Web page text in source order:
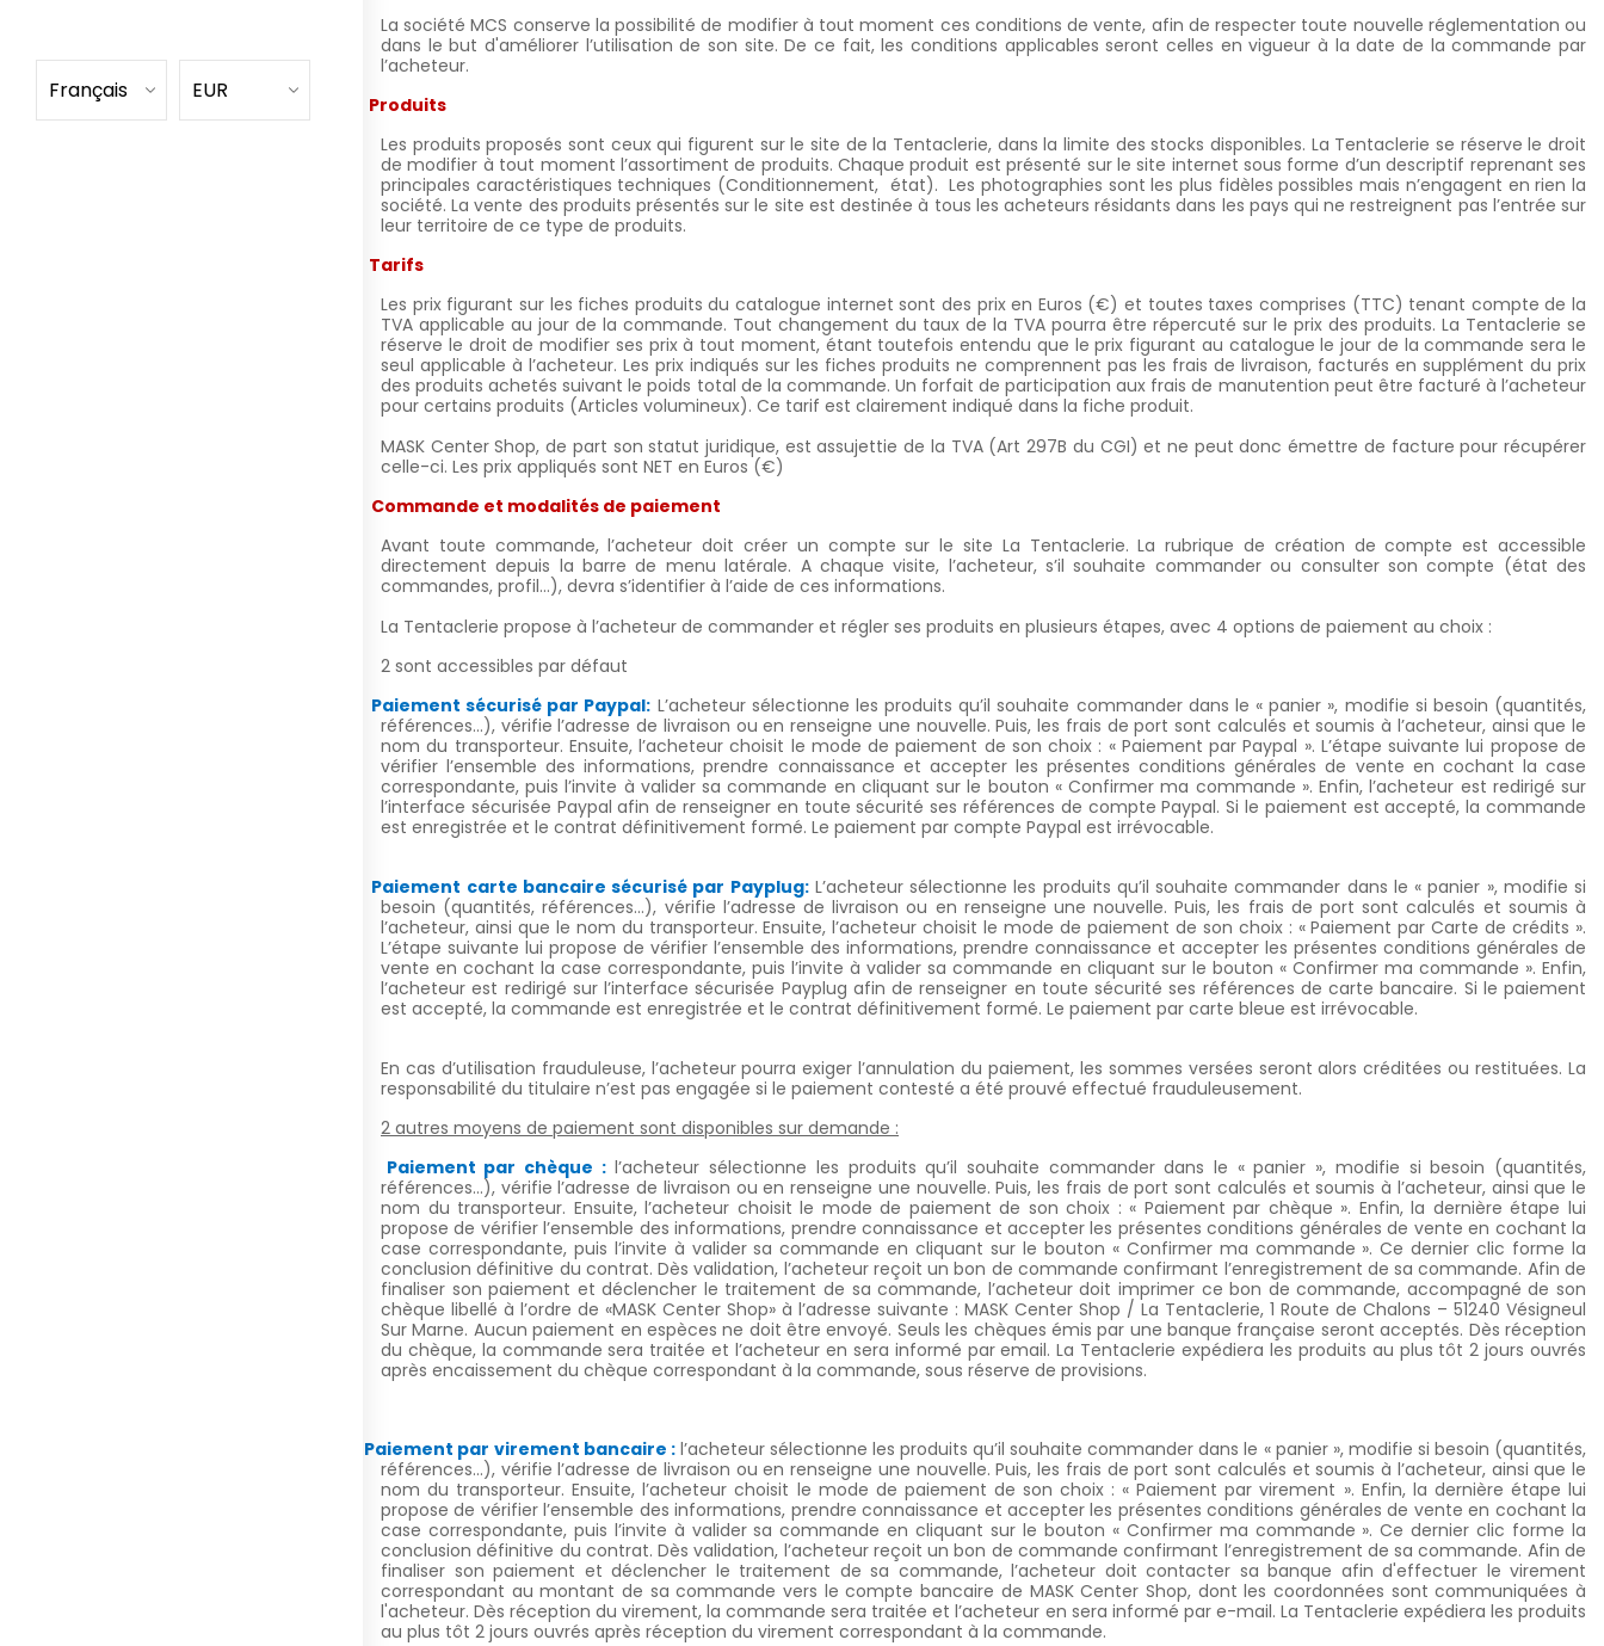
Français EUR
La société MCS conserve la possibilité de modifier à tout moment ces conditions de vente, afin de respecter toute nouvelle réglementation ou
dans le but d'améliorer l’utilisation de son site. De ce fait, les conditions applicables seront celles en vigueur à la date de la commande par
l’acheteur.
Produits
Les produits proposés sont ceux qui figurent sur le site de la Tentaclerie, dans la limite des stocks disponibles. La Tentaclerie se réserve le droit
de modifier à tout moment l’assortiment de produits. Chaque produit est présenté sur le site internet sous forme d’un descriptif reprenant ses
principales caractéristiques techniques (Conditionnement, état). Les photographies sont les plus fidèles possibles mais n’engagent en rien la
société. La vente des produits présentés sur le site est destinée à tous les acheteurs résidants dans les pays qui ne restreignent pas l’entrée sur
leur territoire de ce type de produits.
Tarifs
Les prix figurant sur les fiches produits du catalogue internet sont des prix en Euros (€) et toutes taxes comprises (TTC) tenant compte de la
TVA applicable au jour de la commande. Tout changement du taux de la TVA pourra être répercuté sur le prix des produits. La Tentaclerie se
réserve le droit de modifier ses prix à tout moment, étant toutefois entendu que le prix figurant au catalogue le jour de la commande sera le
seul applicable à l’acheteur. Les prix indiqués sur les fiches produits ne comprennent pas les frais de livraison, facturés en supplément du prix
des produits achetés suivant le poids total de la commande. Un forfait de participation aux frais de manutention peut être facturé à l’acheteur
pour certains produits (Articles volumineux). Ce tarif est clairement indiqué dans la fiche produit.
MASK Center Shop, de part son statut juridique, est assujettie de la TVA (Art 297B du CGI) et ne peut donc émettre de facture pour récupérer
celle-ci. Les prix appliqués sont NET en Euros (€)
Commande et modalités de paiement
Avant toute commande, l’acheteur doit créer un compte sur le site La Tentaclerie. La rubrique de création de compte est accessible
directement depuis la barre de menu latérale. A chaque visite, l’acheteur, s’il souhaite commander ou consulter son compte (état des
commandes, profil…), devra s’identifier à l’aide de ces informations.
La Tentaclerie propose à l’acheteur de commander et régler ses produits en plusieurs étapes, avec 4 options de paiement au choix :
2 sont accessibles par défaut
Paiement sécurisé par Paypal: L’acheteur sélectionne les produits qu’il souhaite commander dans le « panier », modifie si besoin (quantités,
références…), vérifie l’adresse de livraison ou en renseigne une nouvelle. Puis, les frais de port sont calculés et soumis à l’acheteur, ainsi que le
nom du transporteur. Ensuite, l’acheteur choisit le mode de paiement de son choix : « Paiement par Paypal ». L’étape suivante lui propose de
vérifier l’ensemble des informations, prendre connaissance et accepter les présentes conditions générales de vente en cochant la case
correspondante, puis l’invite à valider sa commande en cliquant sur le bouton « Confirmer ma commande ». Enfin, l’acheteur est redirigé sur
l’interface sécurisée Paypal afin de renseigner en toute sécurité ses références de compte Paypal. Si le paiement est accepté, la commande
est enregistrée et le contrat définitivement formé. Le paiement par compte Paypal est irrévocable.
Paiement carte bancaire sécurisé par Payplug: L’acheteur sélectionne les produits qu’il souhaite commander dans le « panier », modifie si
besoin (quantités, références…), vérifie l’adresse de livraison ou en renseigne une nouvelle. Puis, les frais de port sont calculés et soumis à
l’acheteur, ainsi que le nom du transporteur. Ensuite, l’acheteur choisit le mode de paiement de son choix : « Paiement par Carte de crédits ».
L’étape suivante lui propose de vérifier l’ensemble des informations, prendre connaissance et accepter les présentes conditions générales de
vente en cochant la case correspondante, puis l’invite à valider sa commande en cliquant sur le bouton « Confirmer ma commande ». Enfin,
l’acheteur est redirigé sur l’interface sécurisée Payplug afin de renseigner en toute sécurité ses références de carte bancaire. Si le paiement
est accepté, la commande est enregistrée et le contrat définitivement formé. Le paiement par carte bleue est irrévocable.
En cas d’utilisation frauduleuse, l’acheteur pourra exiger l’annulation du paiement, les sommes versées seront alors créditées ou restituées. La
responsabilité du titulaire n’est pas engagée si le paiement contesté a été prouvé effectué frauduleusement.
2 autres moyens de paiement sont disponibles sur demande :
Paiement par chèque : l’acheteur sélectionne les produits qu’il souhaite commander dans le « panier », modifie si besoin (quantités,
références…), vérifie l’adresse de livraison ou en renseigne une nouvelle. Puis, les frais de port sont calculés et soumis à l’acheteur, ainsi que le
nom du transporteur. Ensuite, l’acheteur choisit le mode de paiement de son choix : « Paiement par chèque ». Enfin, la dernière étape lui
propose de vérifier l’ensemble des informations, prendre connaissance et accepter les présentes conditions générales de vente en cochant la
case correspondante, puis l’invite à valider sa commande en cliquant sur le bouton « Confirmer ma commande ». Ce dernier clic forme la
conclusion définitive du contrat. Dès validation, l’acheteur reçoit un bon de commande confirmant l’enregistrement de sa commande. Afin de
finaliser son paiement et déclencher le traitement de sa commande, l’acheteur doit imprimer ce bon de commande, accompagné de son
chèque libellé à l’ordre de «MASK Center Shop» à l’adresse suivante : MASK Center Shop / La Tentaclerie, 1 Route de Chalons – 51240 Vésigneul
Sur Marne. Aucun paiement en espèces ne doit être envoyé. Seuls les chèques émis par une banque française seront acceptés. Dès réception
du chèque, la commande sera traitée et l’acheteur en sera informé par email. La Tentaclerie expédiera les produits au plus tôt 2 jours ouvrés
après encaissement du chèque correspondant à la commande, sous réserve de provisions.
Paiement par virement bancaire : l’acheteur sélectionne les produits qu’il souhaite commander dans le « panier », modifie si besoin (quantités,
références…), vérifie l’adresse de livraison ou en renseigne une nouvelle. Puis, les frais de port sont calculés et soumis à l’acheteur, ainsi que le
nom du transporteur. Ensuite, l’acheteur choisit le mode de paiement de son choix : « Paiement par virement ». Enfin, la dernière étape lui
propose de vérifier l’ensemble des informations, prendre connaissance et accepter les présentes conditions générales de vente en cochant la
case correspondante, puis l’invite à valider sa commande en cliquant sur le bouton « Confirmer ma commande ». Ce dernier clic forme la
conclusion définitive du contrat. Dès validation, l’acheteur reçoit un bon de commande confirmant l’enregistrement de sa commande. Afin de
finaliser son paiement et déclencher le traitement de sa commande, l’acheteur doit contacter sa banque afin d'effectuer le virement
correspondant au montant de sa commande vers le compte bancaire de MASK Center Shop, dont les coordonnées sont communiquées à
l'acheteur. Dès réception du virement, la commande sera traitée et l’acheteur en sera informé par e-mail. La Tentaclerie expédiera les produits
au plus tôt 2 jours ouvrés après réception du virement correspondant à la commande.